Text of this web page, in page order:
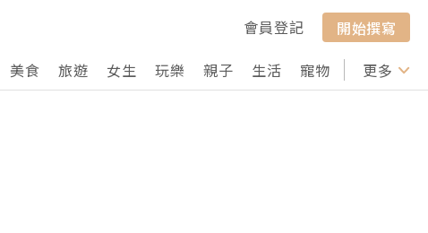
會員登記
開始撰寫
美食 旅遊 女生 玩樂 親子 生活 寵物 行山 打卡
更多